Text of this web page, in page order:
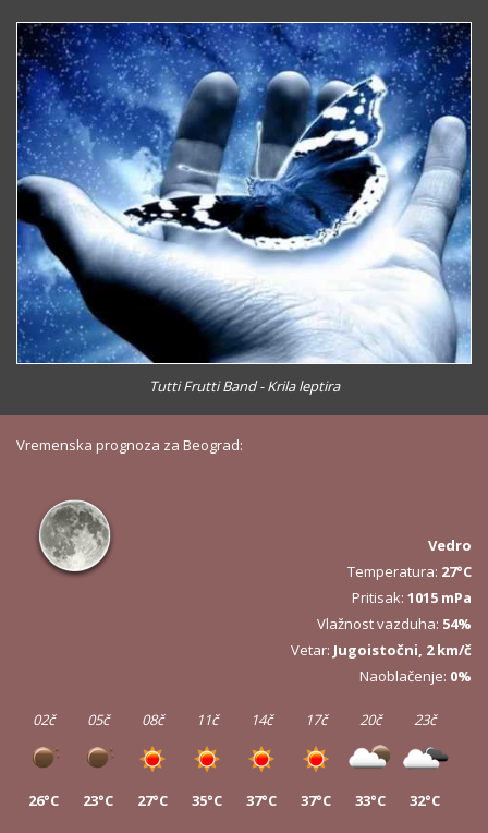
Tutti Frutti Band - Krila leptira
Vremenska prognoza za Beograd:
Vedro
Temperatura: 27°C
Pritisak: 1015 mPa
Vlažnost vazduha: 54%
Vetar: Jugoistočni, 2 km/č
Naoblačenje: 0%
02č
26°C
05č
23°C
08č
27°C
11č
35°C
14č
37°C
17č
37°C
20č
33°C
23č
32°C